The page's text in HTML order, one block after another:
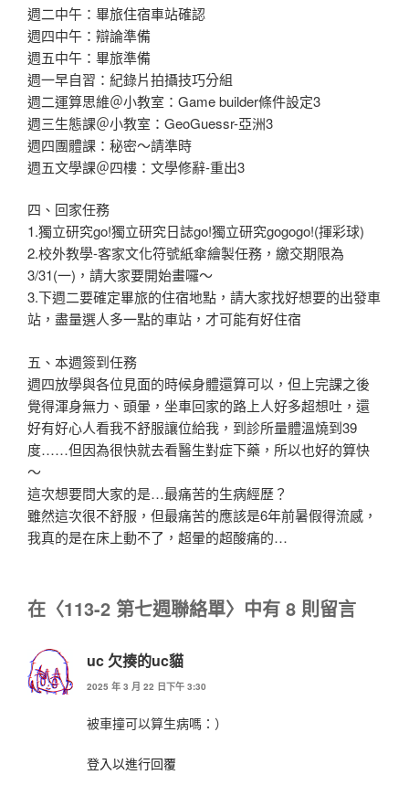
週二中午：畢旅住宿車站確認
週四中午：辯論準備
週五中午：畢旅準備
週一早自習：紀錄片拍攝技巧分組
週二運算思維＠小教室：Game builder條件設定3
週三生態課＠小教室：GeoGuessr-亞洲3
週四團體課：秘密～請準時
週五文學課＠四樓：文學修辭-重出3
四、回家任務
1.獨立研究go!獨立研究日誌go!獨立研究gogogo!(揮彩球)
2.校外教學-客家文化符號紙傘繪製任務， 繳交期限為
3/31(一) ，請大家要開始畫囉～
3.下週二要確定畢旅的住宿地點，請大家找好想要的出發車
站，盡量選人多一點的車站，才可能有好住宿
五、本週簽到任務
週四放學與各位見面的時候身體還算可以，但上完課之後
覺得渾身無力、頭暈，坐車回家的路上人好多超想吐，還
好有好心人看我不舒服讓位給我，到診所量體溫燒到39
度……但因為很快就去看醫生對症下藥，所以也好的算快
～
這次想要問大家的是…最痛苦的生病經歷？
雖然這次很不舒服，但最痛苦的應該是6年前暑假得流感，
我真的是在床上動不了，超暈的超酸痛的…
在〈113-2 第七週聯絡單〉中有 8 則留言
uc 欠揍的uc貓
2025 年 3 月 22 日下午 3:30
被車撞可以算生病嗎：）
登入以進行回覆